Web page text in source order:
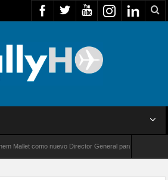
como nuevo Director General para América Latina